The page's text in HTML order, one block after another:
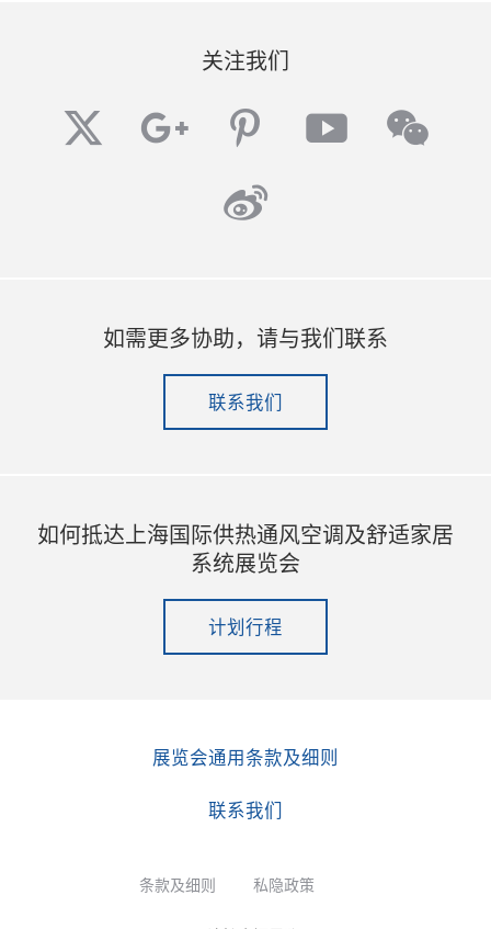
关注我们
twittergoogleplus
pinterest
youtube
weibo
如需更多协助，请与我们联系
联系我们
如何抵达上海国际供热通风空调及舒适家居
系统展览会
计划行程
展览会通用条款及细则
联系我们
条款及细则 私隐政策